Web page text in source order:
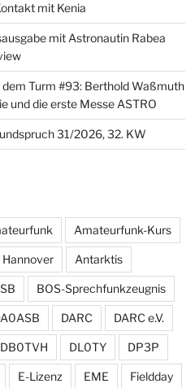
mit Kenia
mit Astronautin Rabea
Turm #93: Berthold Waßmuth
und die erste Messe ASTRO
31/2026, 32. KW
Amateurfunk-Kurs
Antarktis
BOS-Sprechfunkzeugnis
DARC DARC e.V.
DB0TVH DL0TY DP3P
E-Lizenz EME Fieldday